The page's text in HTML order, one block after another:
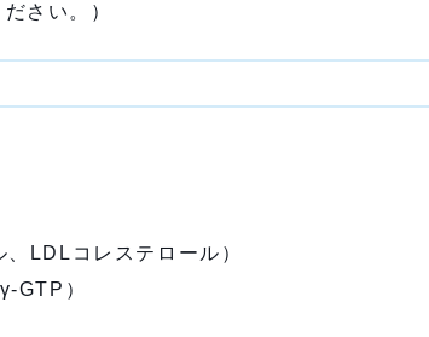
さい。）
LDLコレステロール）
GTP）